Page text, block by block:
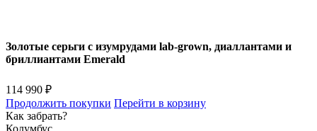
Золотые серьги с изумрудами lab-grown, диаллантами и
бриллиантами Emerald
114 990 ₽
Продолжить покупки Перейти в корзину
Как забрать?
Колумбус